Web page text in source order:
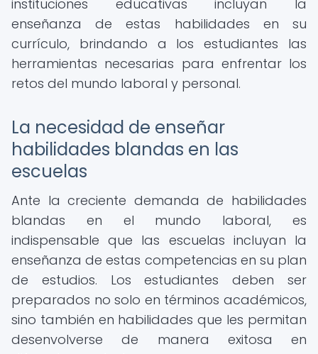
instituciones educativas incluyan la
enseñanza de estas habilidades en su
currículo, brindando a los estudiantes las
herramientas necesarias para enfrentar los
retos del mundo laboral y personal.
La necesidad de enseñar
habilidades blandas en las
escuelas
Ante la creciente demanda de habilidades
blandas en el mundo laboral, es
indispensable que las escuelas incluyan la
enseñanza de estas competencias en su plan
de estudios. Los estudiantes deben ser
preparados no solo en términos académicos,
sino también en habilidades que les permitan
desenvolverse de manera exitosa en